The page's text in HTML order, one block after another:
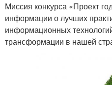
Миссия конкурса «Проект
информации о лучших
информационных
трансформации в нашей